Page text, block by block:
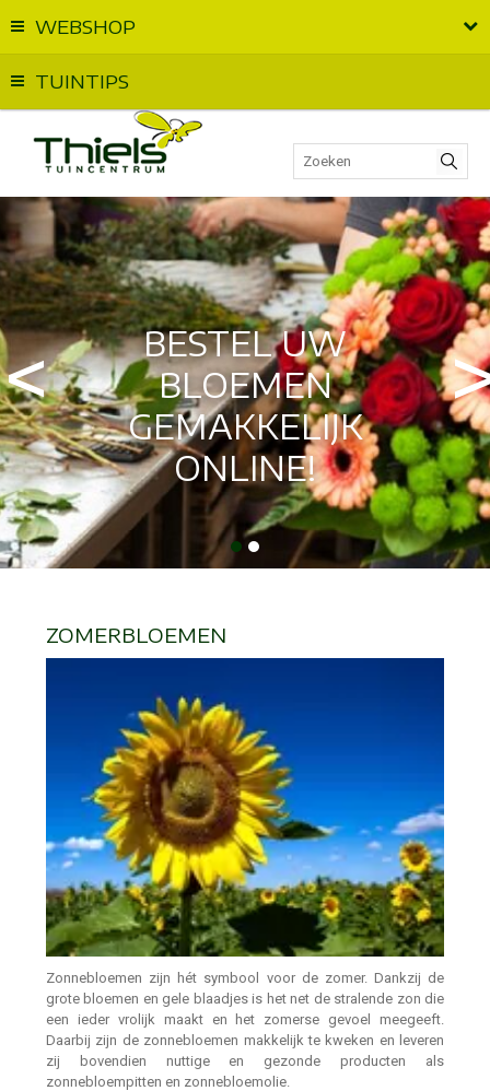
WEBSHOP
TUINTIPS
BESTEL UW
BLOEMEN
GEMAKKELIJK
ONLINE!
ZOMERBLOEMEN
Zonnebloemen zijn hét symbool voor de zomer. Dankzij de
grote bloemen en gele blaadjes is het net de stralende zon die
een ieder vrolijk maakt en het zomerse gevoel meegeeft.
Daarbij zijn de zonnebloemen makkelijk te kweken en leveren
zij bovendien nuttige en gezonde producten als
zonnebloempitten en zonnebloemolie.